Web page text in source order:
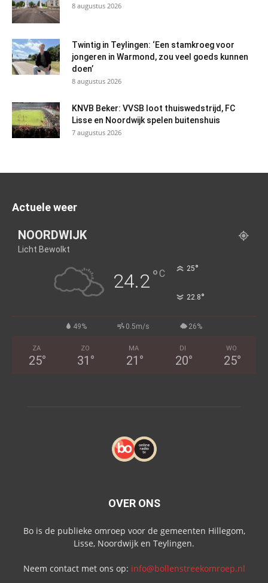
8 augustus 2026
Twintig in Teylingen: ‘Een stamkroeg voor
jongeren in Warmond, zou veel goeds kunnen
doen’
8 augustus 2026
KNVB Beker: VVSB loot thuiswedstrijd, FC
Lisse en Noordwijk spelen buitenshuis
7 augustus 2026
Actuele weer
NOORDWIJK
Licht Bewolkt
24.2°C 25°
22.8°
49% 0.5m/s 26%
ZA
25°
ZO
31 °
MA
21 °
DI
20°
WO
25°
OVER ONS
Bo is de publieke omroep voor de gemeenten Hillegom,
Lisse, Noordwijk en Teylingen.
Neem contact met ons op: info@bollenstreekomroep.nl